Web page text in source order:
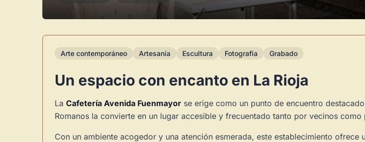
Arte contemporáneo Artesanía Escultura Fotografía Grabado
Un espacio con encanto en La Rioja
La Cafetería Avenida Fuenmayor se erige como un punto de encuentro
Romanos la convierte en un lugar accesible y frecuentado tanto por vecinos
Con un ambiente acogedor y una atención esmerada, este establecimiento